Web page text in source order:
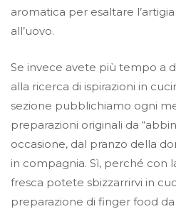
aromatica per esaltare
all’uovo.
Se invece avete più tempo a
alla ricerca di ispirazioni in
sezione pubblichiamo ogni
preparazioni originali da
occasione, dal pranzo della
in compagnia. Sì, perché con
fresca potete sbizzarrirvi in
preparazione di finger food